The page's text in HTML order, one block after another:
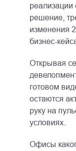
реализации
решение,
изменения
бизнес-
Открывая
готовом
остаются
руку на
условиях.
Офисы